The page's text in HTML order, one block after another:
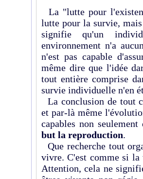
La "lutte pour
lutte pour la survie,
signifie qu'un
environnement n'a
n'est pas capable
même dire que l'idée
tout entière comprise
survie individuelle n'en
La conclusion de tout
et par-là même
capables non
but la reproduction.
Que recherche tout
vivre. C'est comme si
Attention, cela ne